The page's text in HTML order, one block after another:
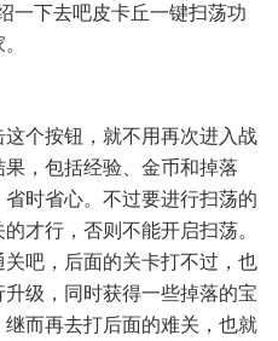
一下去吧皮卡丘一键扫荡功
个按钮，就不用再次进入战
，包括经验、金币和掉落
时省心。不过要进行扫荡的
才行，否则不能开启扫荡。
吧，后面的关卡打不过，也
级，同时获得一些掉落的宝
而再去打后面的难关，也就